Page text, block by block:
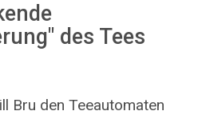
des Tees
Bru den Teeautomaten